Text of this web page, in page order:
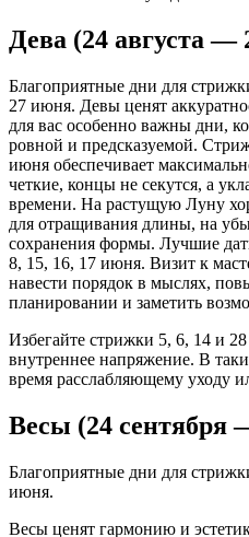
Дева (24 августа —
Благоприятные дни для
27 июня. Девы ценят
для вас особенно важны дни,
ровной и предсказуемой.
июня обеспечивает
четкие, концы не секутся, а
времени. На растущую Луну
для отращивания длины, на
сохранения формы. Лучшие
8, 15, 16, 17 июня. Визит к
навести порядок в мыслях,
планировании и заметить
Избегайте стрижки 5, 6, 14 и
внутреннее напряжение. В
время расслабляющему уходу
Весы (24 сентября
Благоприятные дни для
июня.
Весы ценят гармонию и